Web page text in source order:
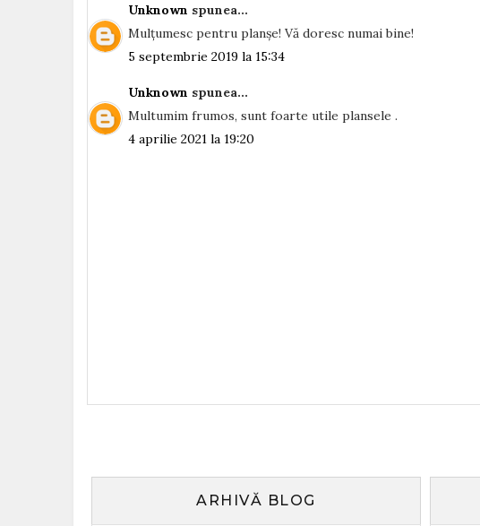
Unknown spunea...
Mulțumesc pentru planșe! Vă doresc numai bine!
5 septembrie 2019 la 15:34
Unknown spunea...
Multumim frumos, sunt foarte utile plansele .
4 aprilie 2021 la 19:20
ARHIVĂ BLOG